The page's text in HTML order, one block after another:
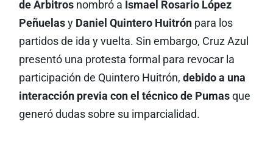
de Árbitrosnombró a Ismael Rosario López
Peñuelasy Daniel Quintero Huitrónpara los
partidos de ida y vuelta. Sin embargo, Cruz Azul
presentó una protesta formal para revocar la
participación de Quintero Huitrón, debido a una
interacción previa con el técnico de Pumasque
generó dudas sobre su imparcialidad.